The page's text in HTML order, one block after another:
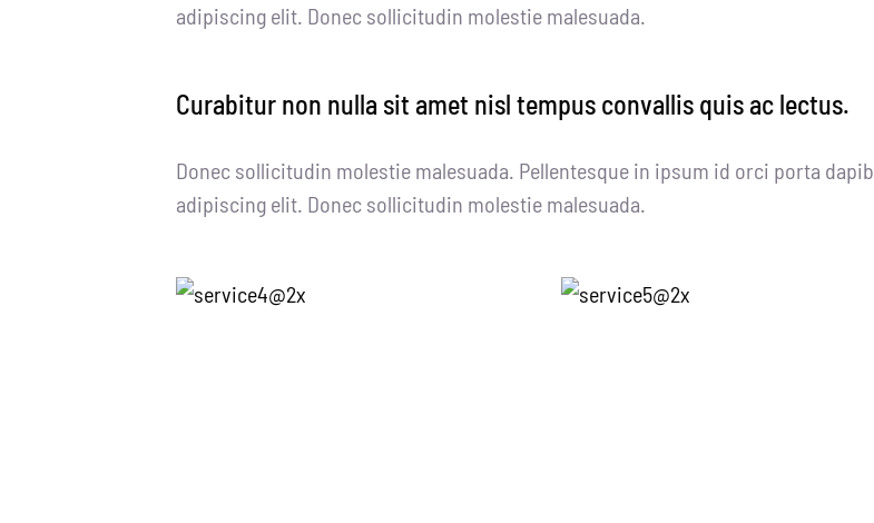
adipiscing elit. Donec sollicitudin molestie malesuada.
Curabitur non nulla sit amet nisl tempus convallis quis ac lectus.
Donec sollicitudin molestie malesuada. Pellentesque in ipsum id orci porta
adipiscing elit. Donec sollicitudin molestie malesuada.